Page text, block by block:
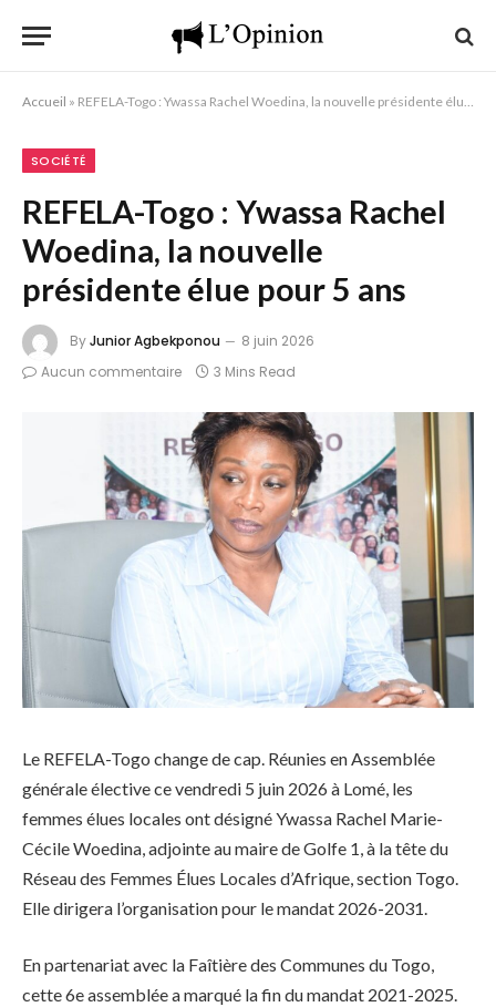
Accueil » REFELA-Togo : Ywassa Rachel Woedina, la nouvelle présidente élue pour 5 ans
SOCIÉTÉ
REFELA-Togo : Ywassa Rachel
Woedina, la nouvelle
présidente élue pour 5 ans
ByJunior Agbekponou
8 juin 2026
Aucun commentaire
3 Mins Read
Le REFELA-Togo change de cap. Réunies en Assemblée
générale élective ce vendredi 5 juin 2026 à Lomé, les
femmes élues locales ont désigné Ywassa Rachel Marie-
Cécile Woedina, adjointe au maire de Golfe 1, à la tête du
Réseau des Femmes Élues Locales d’Afrique, section Togo.
Elle dirigera l’organisation pour le mandat 2026-2031.
En partenariat avec la Faîtière des Communes du Togo,
cette 6e assemblée a marqué la fin du mandat 2021-2025.